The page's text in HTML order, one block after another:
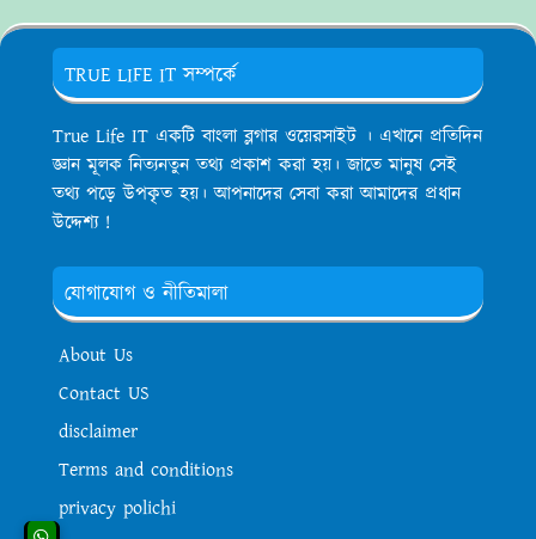
TRUE LIFE IT সম্পর্কে
True Life IT একটি বাংলা ব্লগার ওয়েরসাইট । এখানে প্রতিদিন
জ্ঞান মূলক নিত্যনতুন তথ্য প্রকাশ করা হয়। জাতে মানুষ সেই
তথ্য পড়ে উপকৃত হয়। আপনাদের সেবা করা আমাদের প্রধান
উদ্দেশ্য !
যোগাযোগ ও নীতিমালা
About Us
Contact US
disclaimer
Terms and conditions
privacy polichi